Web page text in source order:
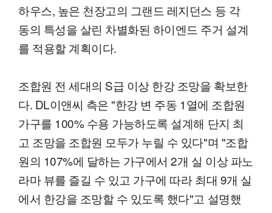
하우스, 높은 천장고의 그랜드 레지던스 등 각
동의 특성을 살린 차별화된 하이엔드 주거 설계
를 적용할 계획이다.
조합원 전 세대의 S급 이상 한강 조망을 확보한
다. DL이앤씨 측은 "한강 변 주동 1열에 조합원
가구를 100% 수용 가능하도록 설계해 단지 최
고 조망을 조합원 모두가 누릴 수 있다"며 "조합
원의 107%에 달하는 가구에서 2개 실 이상 파노
라마 뷰를 즐길 수 있고 가구에 따라 최대 9개 실
에서 한강을 조망할 수 있도록 했다"고 설명했